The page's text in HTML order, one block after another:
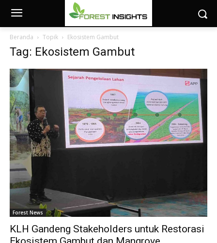
Beranda Topik Ekosistem Gambut
Tag: Ekosistem Gambut
Forest News
KLH Gandeng Stakeholders untuk Restorasi